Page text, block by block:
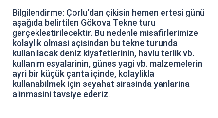
Bilgilendirme: Çorlu’dan çikisin hemen ertesi günü
aşağıda belirtilen Gökova Tekne turu
gerçeklestirilecektir. Bu nedenle misafirlerimize
kolaylik olmasi açisindan bu tekne turunda
kullanilacak deniz kiyafetlerinin, havlu terlik vb.
kullanim esyalarinin, günes yagi vb. malzemelerin
ayri bir küçük çanta içinde, kolaylikla
kullanabilmek için seyahat sirasinda yanlarina
alinmasini tavsiye ederiz.